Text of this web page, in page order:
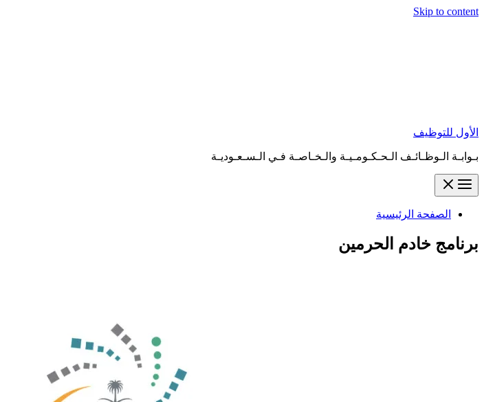
Skip to content
الأول للتوظيف
بـوابـة الـوظـائـف الـحـكـومـيـة والـخـاصـة فـي الـسـعـوديـة
الصفحة الرئيسية
برنامج خادم الحرمين